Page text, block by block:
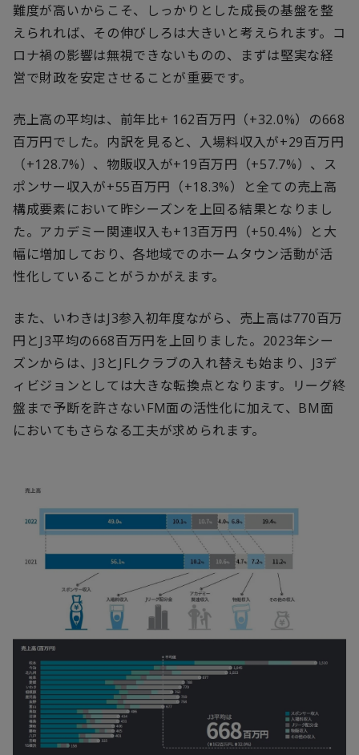
難度が高いからこそ、しっかりとした成長の基盤を整
えられれば、その伸びしろは大きいと考えられます。コ
ロナ禍の影響は無視できないものの、まずは堅実な経
営で財政を安定させることが重要です。
売上高の平均は、前年比+ 162百万円（+32.0%）の668
百万円でした。内訳を見ると、入場料収入が+29百万円
（+128.7%）、物販収入が+19百万円（+57.7%）、ス
ポンサー収入が+55百万円（+18.3%）と全ての売上高
構成要素において昨シーズンを上回る結果となりまし
た。アカデミー関連収入も+13百万円（+50.4%）と大
幅に増加しており、各地域でのホームタウン活動が活
性化していることがうかがえます。
また、いわきはJ3参入初年度ながら、売上高は770百万
円とJ3平均の668百万円を上回りました。2023年シー
ズンからは、J3とJFLクラブの入れ替えも始まり、J3デ
ィビジョンとしては大きな転換点となります。リーグ終
盤まで予断を許さないFM面の活性化に加えて、BM面
においてもさらなる工夫が求められます。